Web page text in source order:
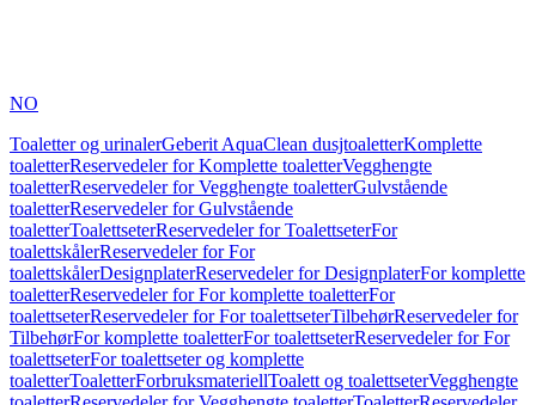
NO
Toaletter og urinalerGeberit AquaClean dusjtoaletterKomplette
toaletterReservedeler for Komplette toaletterVegghengte
toaletterReservedeler for Vegghengte toaletterGulvstående
toaletterReservedeler for Gulvstående
toaletterToalettseterReservedeler for ToalettseterFor
toalettskålerReservedeler for For
toalettskålerDesignplaterReservedeler for DesignplaterFor komplette
toaletterReservedeler for For komplette toaletterFor
toalettseterReservedeler for For toalettseterTilbehørReservedeler for
TilbehørFor komplette toaletterFor toalettseterReservedeler for For
toalettseterFor toalettseter og komplette
toaletterToaletterForbruksmateriellToalett og toalettseterVegghengte